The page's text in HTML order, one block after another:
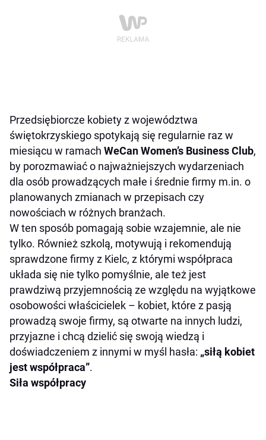
Przedsiębiorcze kobiety z województwa
świętokrzyskiego spotykają się regularnie raz w
miesiącu w ramach WeCan Women’s Business Club,
by porozmawiać o najważniejszych wydarzeniach
dla osób prowadzących małe i średnie firmy m.in. o
planowanych zmianach w przepisach czy
nowościach w różnych branżach.
W ten sposób pomagają sobie wzajemnie, ale nie
tylko. Również szkolą, motywują i rekomendują
sprawdzone firmy z Kielc, z którymi współpraca
układa się nie tylko pomyślnie, ale też jest
prawdziwą przyjemnością ze względu na wyjątkowe
osobowości właścicielek – kobiet, które z pasją
prowadzą swoje firmy, są otwarte na innych ludzi,
przyjazne i chcą dzielić się swoją wiedzą i
doświadczeniem z innymi w myśl hasła: „siłą kobiet
jest współpraca”.
Siła współpracy